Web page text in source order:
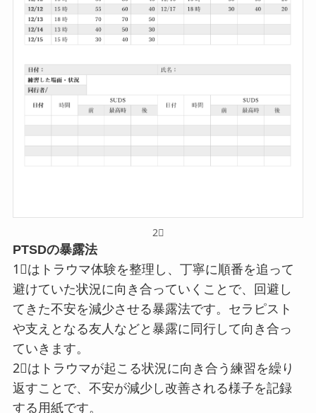
2⃣
PTSDの暴露法
1⃣はトラウマ体験を整理し、丁寧に順番を追って
避けていた状況に向き合っていくことで、回避し
てきた不安を減少させる暴露法です。セラピスト
や支えとなる友人などと暴露に同行して向き合っ
ていきます。
2⃣はトラウマが起こる状況に向き合う練習を繰り
返すことで、不安が減少し改善される様子を記録
する用紙です。